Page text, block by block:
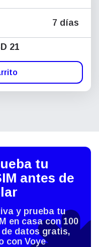
7 días
21
tu
antes de
y prueba tu
en casa con 100
de datos gratis,
con Voye